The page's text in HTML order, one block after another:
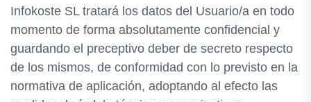
Infokoste SL tratará los datos del Usuario/a en todo
momento de forma absolutamente confidencial y
guardando el preceptivo deber de secreto respecto
de los mismos, de conformidad con lo previsto en la
normativa de aplicación, adoptando al efecto las